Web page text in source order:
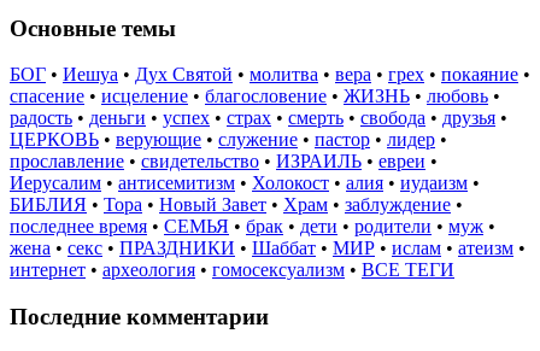
Основные темы
БОГ • Иешуа • Дух Святой • молитва • вера • грех • покаяние •
спасение • исцеление • благословение • ЖИЗНЬ • любовь •
радость • деньги • успех • страх • смерть • свобода • друзья •
ЦЕРКОВЬ • верующие • служение • пастор • лидер •
прославление • свидетельство • ИЗРАИЛЬ • евреи •
Иерусалим • антисемитизм • Холокост • алия • иудаизм •
БИБЛИЯ • Тора • Новый Завет • Храм • заблуждение •
последнее время • СЕМЬЯ • брак • дети • родители • муж •
жена • секс • ПРАЗДНИКИ • Шаббат • МИР • ислам • атеизм •
интернет • археология • гомосексуализм • ВСЕ ТЕГИ
Последние комментарии